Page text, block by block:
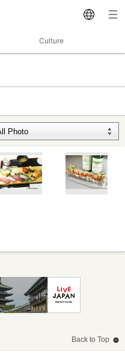
Culture
Back to Top